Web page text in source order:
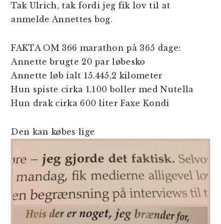
Tak Ulrich, tak fordi jeg fik lov til at
anmelde Annettes bog.
FAKTA OM 366 marathon på 365 dage:
Annette brugte 20 par løbesko
Annette løb ialt 15.445,2 kilometer
Hun spiste cirka 1.100 boller med Nutella
Hun drak cirka 600 liter Faxe Kondi
Den kan købes lige